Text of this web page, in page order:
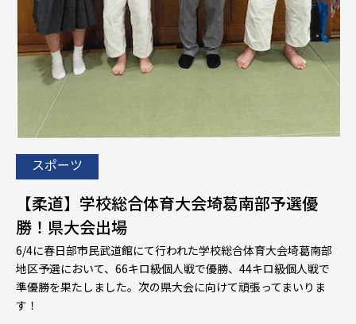
スポーツ
【柔道】学校総合体育大会埼葛南部予選優
勝！県大会出場
6/4に春日部市民武道館にて行われた学校総合体育大会埼葛南部
地区予選において、66キロ級個人戦で優勝、44キロ級個人戦で
準優勝を果たしました。次の県大会に向けて頑張ってまいりま
す！